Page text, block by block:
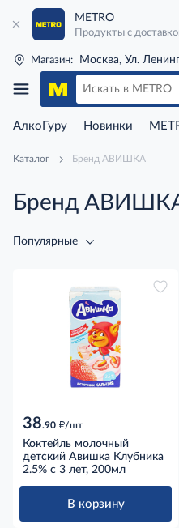
METRO
Продукты с
Магазин: Москва, Ул.
АлкоГуру Новинки
Каталог Бренд АВИШКА
Бренд
Популярные
38.90 д/шт
Коктейль молочный
детский Авишка Клубника
2.5% с 3 лет, 200мл
В корзину